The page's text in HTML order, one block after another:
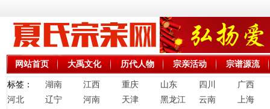
网站首页 大禹文化 历代人物 宗亲活动 宗谱源流
标签： 湖南 江西 重庆 山东 四川
广西
河北
辽宁 河南 天津 黑龙江 云南
上海